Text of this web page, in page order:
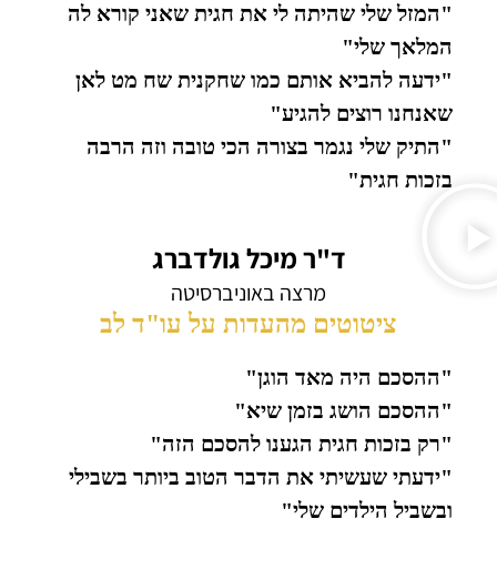
"המזל שלי שהיתה לי את חגית שאני קורא לה
המלאך שלי"
"ידעה להביא אותם כמו שחקנית שח מט לאן
שאנחנו רוצים להגיע"
"התיק שלי נגמר בצורה הכי טובה וזה הרבה
בזכות חגית"
ד"ר מיכל גולדברג
מרצה באוניברסיטה
ציטוטים מהעדות על עו"ד לב
"ההסכם היה מאד הוגן"
"ההסכם הושג בזמן שיא"
"רק בזכות חגית הגענו להסכם הזה"
"ידעתי שעשיתי את הדבר הטוב ביותר בשבילי
ובשביל הילדים שלי"